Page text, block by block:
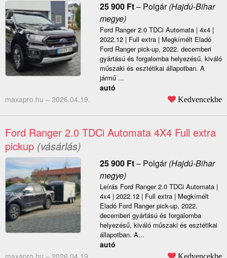
25 900 Ft– Polgár(Hajdú-Bihar
megye)
Ford Ranger 2.0 TDCi Automata | 4x4 |
2022.12 | Full extra | Megkímélt Eladó
Ford Ranger pick-up, 2022. decemberi
gyártású és forgalomba helyezésű, kiváló
műszaki és esztétikai állapotban. A
jármű ...
autó
maxapro.hu – 2026.04.19. Kedvencekbe
Ford Ranger 2.0 TDCi Automata 4X4 Full extra
pickup (vásárlás)
25 900 Ft– Polgár(Hajdú-Bihar
megye)
Leírás Ford Ranger 2.0 TDCi Automata |
4x4 | 2022.12 | Full extra | Megkímélt
Eladó Ford Ranger pick-up, 2022.
decemberi gyártású és forgalomba
helyezésű, kiváló műszaki és esztétikai
állapotban. A...
autó
Kedvencekbe